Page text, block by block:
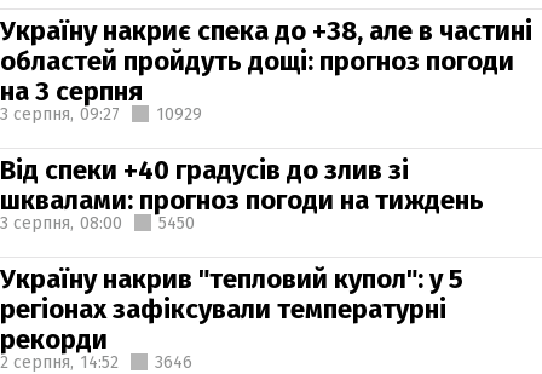
Україну накриє спека до +38, але в частині
областей пройдуть дощі: прогноз погоди
на 3 серпня
3 серпня, 09:27 10929
Від спеки +40 градусів до злив зі
шквалами: прогноз погоди на тиждень
3 серпня, 08:00 5450
Україну накрив "тепловий купол": у 5
регіонах зафіксували температурні
рекорди
2 серпня, 14:52 3646